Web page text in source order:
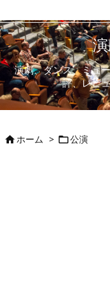
演劇、ダンス、ミュ
評、レビ
ホーム > 公演